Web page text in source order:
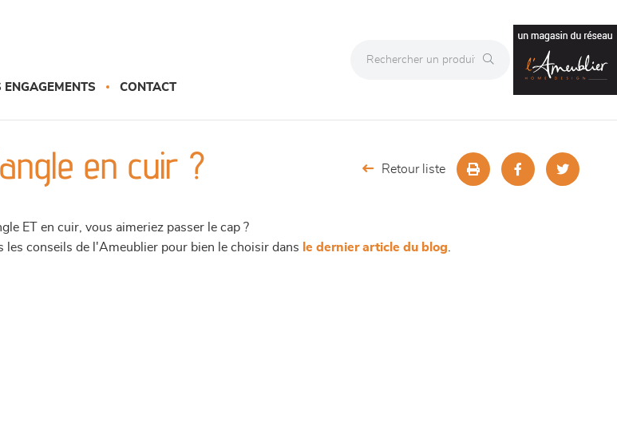
ENGAGEMENTS CONTACT
en cuir ? Retour liste
ET en cuir, vous aimeriez passer le cap ?
les conseils de l'Ameublier pour bien le choisir dans le dernier article du blog